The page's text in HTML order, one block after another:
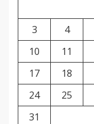
3
4
10
11
17
18
24
25
31